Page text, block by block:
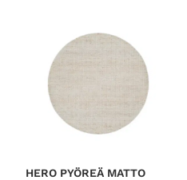
HERO PYÖREÄ MATTO